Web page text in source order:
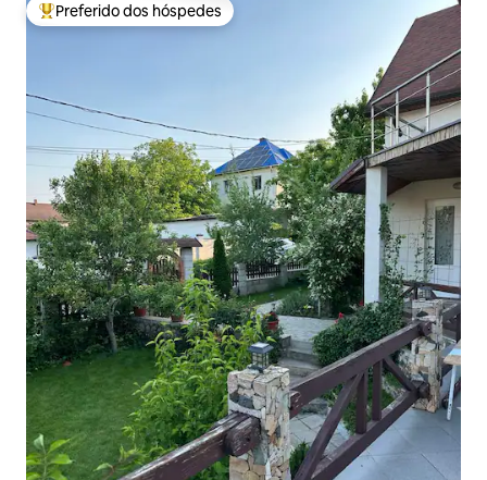
Entre os melhores preferidos dos hóspedes
Preferido dos hóspedes